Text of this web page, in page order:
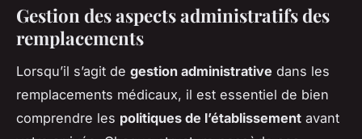
Gestion des aspects administratifs des
remplacements
Lorsqu’il s’agit de gestion administrative dans les
remplacements médicaux, il est essentiel de bien
comprendre les politiques de l’établissement avant